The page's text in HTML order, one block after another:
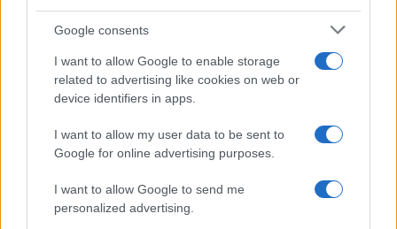
Google consents
I want to allow Google to enable storage
related to advertising like cookies on web or
device identifiers in apps.
I want to allow my user data to be sent to
Google for online advertising purposes.
I want to allow Google to send me
personalized advertising.
Ricevi le nostre ultime news
daGoogle News
Condividi l'articolo